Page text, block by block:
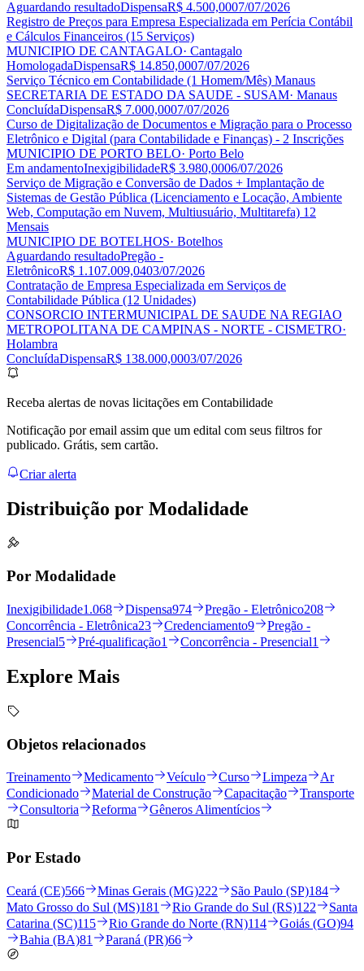
Aguardando resultadoDispensaR$ 4.500,0007/07/2026
Registro de Preços para Empresa Especializada em Perícia Contábil
e Cálculos Financeiros (15 Serviços)
MUNICIPIO DE CANTAGALO· Cantagalo
HomologadaDispensaR$ 14.850,0007/07/2026
Serviço Técnico em Contabilidade (1 Homem/Mês) Manaus
SECRETARIA DE ESTADO DA SAUDE - SUSAM· Manaus
ConcluídaDispensaR$ 7.000,0007/07/2026
Curso de Digitalização de Documentos e Migração para o Processo
Eletrônico e Digital (para Contabilidade e Finanças) - 2 Inscrições
MUNICIPIO DE PORTO BELO· Porto Belo
Em andamentoInexigibilidadeR$ 3.980,0006/07/2026
Serviço de Migração e Conversão de Dados + Implantação de
Sistemas de Gestão Pública (Licenciamento e Locação, Ambiente
Web, Computação em Nuvem, Multiusuário, Multitarefa) 12
Mensais
MUNICIPIO DE BOTELHOS· Botelhos
Aguardando resultadoPregão -
EletrônicoR$ 1.107.009,0403/07/2026
Contratação de Empresa Especializada em Serviços de
Contabilidade Pública (12 Unidades)
CONSORCIO INTERMUNICIPAL DE SAUDE NA REGIAO
METROPOLITANA DE CAMPINAS - NORTE - CISMETRO·
Holambra
ConcluídaDispensaR$ 138.000,0003/07/2026
Receba alertas de novas licitações em Contabilidade
Notificação por email assim que um edital com seus filtros for
publicado. Grátis, sem cartão.
Criar alerta
Distribuição por Modalidade
Por Modalidade
Inexigibilidade1.068 Dispensa974 Pregão - Eletrônico208
Concorrência - Eletrônica23 Credenciamento9
Pregão -
Presencial5 Pré-qualificação1 Concorrência - Presencial1
Explore Mais
Objetos relacionados
Treinamento Medicamento Veículo Curso Limpeza
Ar
Condicionado
Material de Construção Capacitação
Transporte
Consultoria
Reforma Gêneros Alimentícios
Por Estado
Ceará (CE)566 Minas Gerais (MG)222 São Paulo (SP)184
Mato Grosso do Sul (MS)181 Rio Grande do Sul (RS)122
Santa
Catarina (SC)115 Rio Grande do Norte (RN)114 Goiás (GO)94
Bahia (BA)81 Paraná (PR)66